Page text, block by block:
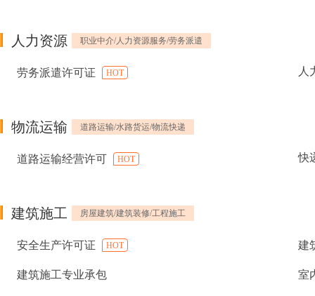
人力资源 职业中介/人力资源服务/劳务派遣
劳务派遣许可证 HOT 人
物流运输 道路运输/水路货运/物流快递
道路运输经营许可 HOT 快
建筑施工 房屋建筑/建筑装修/工程施工
安全生产许可证 HOT 建
建筑施工专业承包 室